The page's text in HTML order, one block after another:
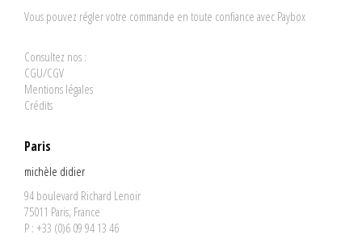
Vous pouvez régler votre commande en toute confiance avec Paybox
Consultez nos :
CGU/CGV
Mentions légales
Crédits
Paris
michèle didier
94 boulevard Richard Lenoir
75011 Paris, France
P : +33 (0)6 09 94 13 46